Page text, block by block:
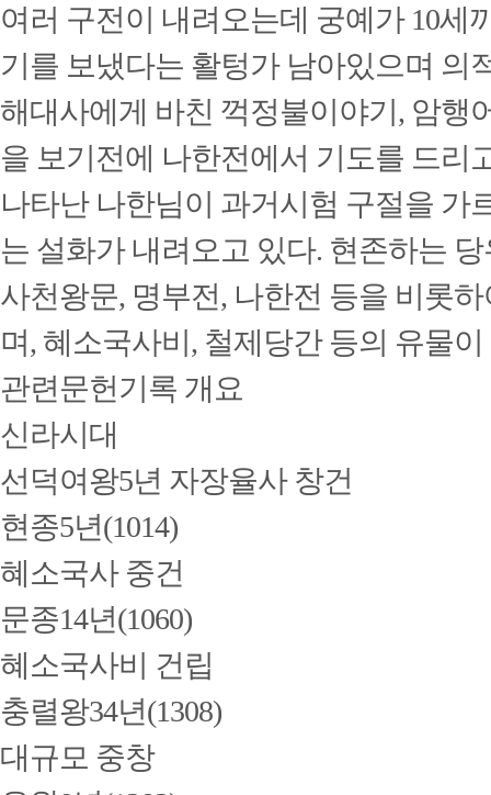
여러 구전이 내려오는데 궁예가 10세
기를 보냈다는 활텅가 남아있으며 의
해대사에게 바친 꺽정불이야기, 암행
을 보기전에 나한전에서 기도를 드리
나타난 나한님이 과거시험 구절을 가
는 설화가 내려오고 있다. 현존하는
사천왕문, 명부전, 나한전 등을 비롯
며, 혜소국사비, 철제당간 등의 유물
관련문헌기록 개요
신라시대
선덕여왕5년 자장율사 창건
현종5년(1014)
혜소국사 중건
문종14년(1060)
혜소국사비 건립
충렬왕34년(1308)
대규모 중창